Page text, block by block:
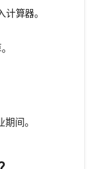
算器。
间。